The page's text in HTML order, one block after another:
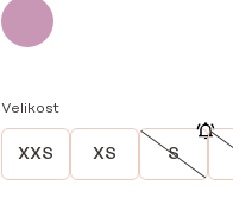
Velikost
XXS XS S